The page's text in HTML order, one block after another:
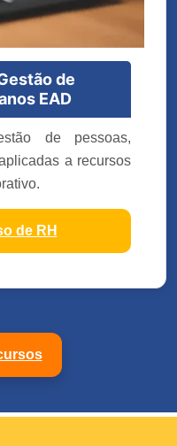
de
EAD
de pessoas,
a recursos
de RH